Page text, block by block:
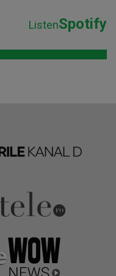
ListenSpotify